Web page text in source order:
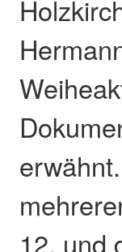
12. und